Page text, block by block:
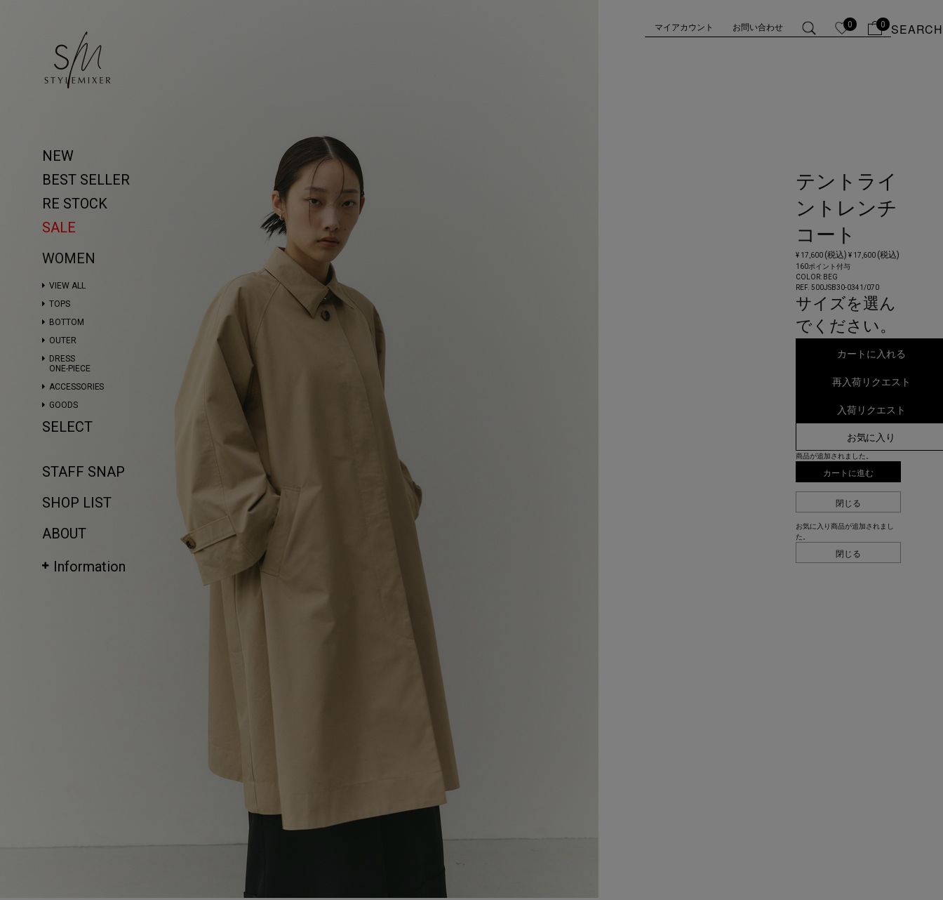
マイアカウント お問い合わせ 0 0 SEARCH
NEW
BEST SELLER
RE STOCK
SALE
WOMEN
VIEW ALL
TOPS
BOTTOM
OUTER
DRESS
ONE-PIECE
ACCESSORIES
GOODS
SELECT
STAFF SNAP
SHOP LIST
ABOUT
Information
テントライ
ントレンチ
コート
¥ 17,600 (税込) ¥ 17,600 (税込)
160ポイント付与
COLOR: BEG
REF. 500JSB30-0341/070
サイズを選ん
でください。
カートに入れる
再入荷リクエスト
入荷リクエスト
お気に入り
商品が追加されました。
カートに進む
閉じる
お気に入り商品が追加されまし
た。
閉じる